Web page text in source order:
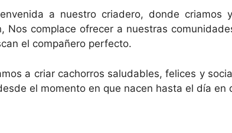
a nuestro criadero, donde
Nos complace ofrecer a nuestras
el compañero perfecto.
a criar cachorros saludables, felices y
el momento en que nacen hasta el día en